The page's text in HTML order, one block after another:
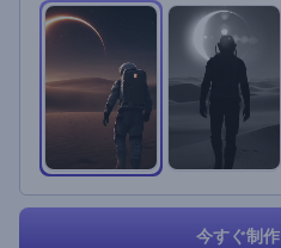
今すぐ制作